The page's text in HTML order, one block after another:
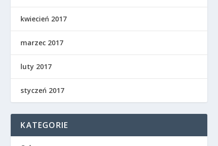
kwiecień 2017
marzec 2017
luty 2017
styczeń 2017
KATEGORIE